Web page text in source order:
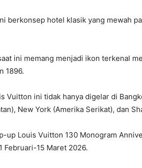
berkonsep hotel klasik yang mewah
ini memang menjadi ikon terkenal
1896.
Vuitton ini tidak hanya digelar di
New York (Amerika Serikat), dan
up Louis Vuitton 130 Monogram
Februari-15 Maret 2026.